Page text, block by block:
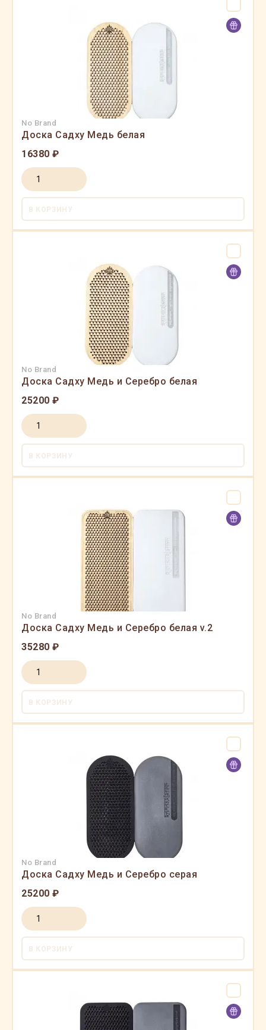
No Brand
Доска Садху Медь белая
16380 ₽
В КОРЗИНУ
No Brand
Доска Садху Медь и Серебро белая
25200 ₽
В КОРЗИНУ
No Brand
Доска Садху Медь и Серебро белая v.2
35280 ₽
В КОРЗИНУ
No Brand
Доска Садху Медь и Серебро серая
25200 ₽
В КОРЗИНУ